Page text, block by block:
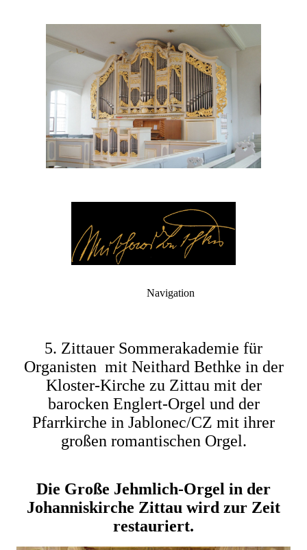
Navigation
5. Zittauer Sommerakademie für
Organisten mit Neithard Bethke in der
Kloster-Kirche zu Zittau mit der
barocken Englert-Orgel und der
Pfarrkirche in Jablonec/CZ mit ihrer
großen romantischen Orgel.
Die Große Jehmlich-Orgel in der
Johanniskirche Zittau wird zur Zeit
restauriert.